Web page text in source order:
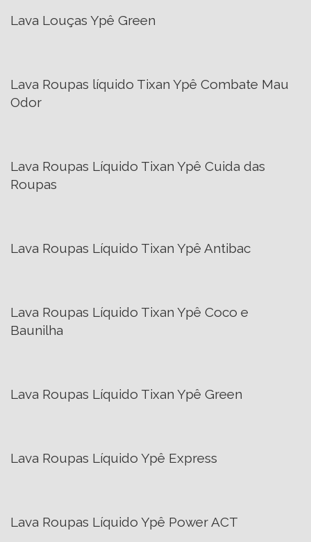
Lava Louças Ypê Green
Lava Roupas líquido Tixan Ypê Combate Mau
Odor
Lava Roupas Líquido Tixan Ypê Cuida das
Roupas
Lava Roupas Líquido Tixan Ypê Antibac
Lava Roupas Líquido Tixan Ypê Coco e
Baunilha
Lava Roupas Líquido Tixan Ypê Green
Lava Roupas Líquido Ypê Express
Lava Roupas Líquido Ypê Power ACT